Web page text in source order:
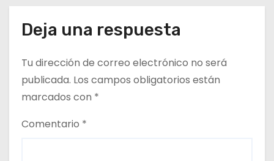
Deja una respuesta
Tu dirección de correo electrónico no será
publicada. Los campos obligatorios están
marcados con *
Comentario *